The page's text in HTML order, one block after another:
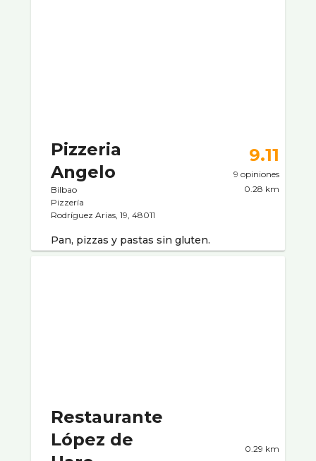
Pizzeria
Angelo
Bilbao
Pizzerí­a
Rodrí­guez Arias, 19, 48011
9.11
9 opiniones
0.28 km
Pan, pizzas y pastas sin gluten.
Restaurante
López de
0.29 km